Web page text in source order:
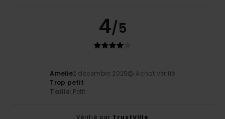
4/5
Amelie2 décembre 2025
Achat vérifié
Trop petit
Taille: Petit
Vérifié par TrustVille